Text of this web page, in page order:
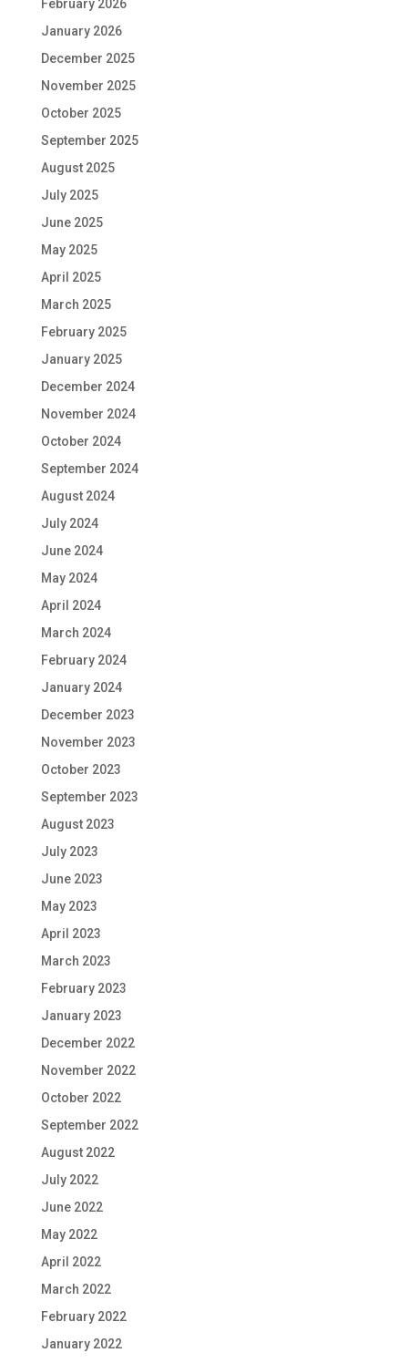
February 2026
January 2026
December 2025
November 2025
October 2025
September 2025
August 2025
July 2025
June 2025
May 2025
April 2025
March 2025
February 2025
January 2025
December 2024
November 2024
October 2024
September 2024
August 2024
July 2024
June 2024
May 2024
April 2024
March 2024
February 2024
January 2024
December 2023
November 2023
October 2023
September 2023
August 2023
July 2023
June 2023
May 2023
April 2023
March 2023
February 2023
January 2023
December 2022
November 2022
October 2022
September 2022
August 2022
July 2022
June 2022
May 2022
April 2022
March 2022
February 2022
January 2022